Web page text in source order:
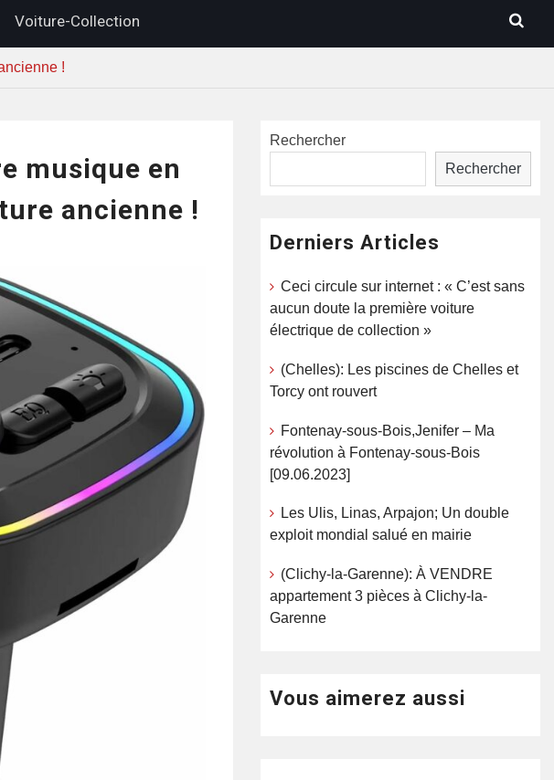
Voiture-Collection
!
musique en
ancienne !
Rechercher
Rechercher
Derniers Articles
Ceci circule sur internet : « C’est sans
aucun doute la première voiture
électrique de collection »
(Chelles): Les piscines de Chelles et
Torcy ont rouvert
Fontenay-sous-Bois,Jenifer – Ma
révolution à Fontenay-sous-Bois
[09.06.2023]
Les Ulis, Linas, Arpajon; Un double
exploit mondial salué en mairie
(Clichy-la-Garenne): À VENDRE
appartement 3 pièces à Clichy-la-
Garenne
Vous aimerez aussi